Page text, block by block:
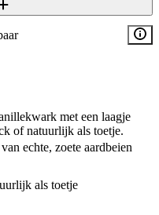
met een laagje
of natuurlijk als toetje.
echte, zoete aardbeien
als toetje